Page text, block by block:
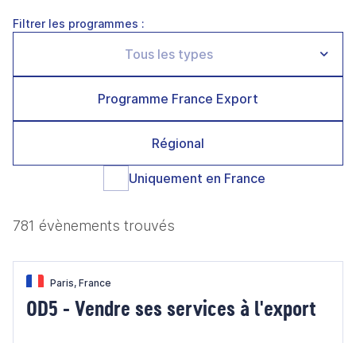
Filtrer les programmes :
Programme France Export
Régional
Uniquement en France
781 évènements trouvés
Paris, France
OD5 - Vendre ses services à l'export